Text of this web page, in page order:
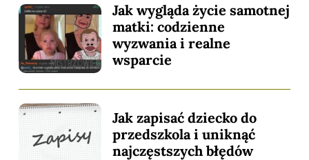
Jak wygląda życie samotnej
matki: codzienne
wyzwania i realne
wsparcie
Jak zapisać dziecko do
przedszkola i uniknąć
najczęstszych błędów